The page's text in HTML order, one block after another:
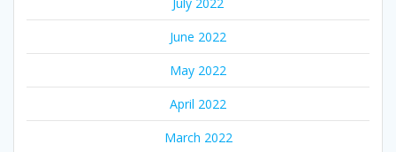
June 2022
May 2022
April 2022
March 2022